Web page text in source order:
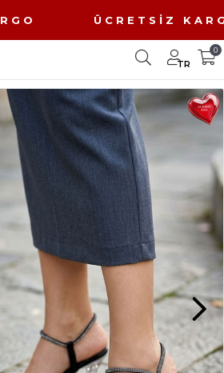
ÜCRETSİZ
TR
0